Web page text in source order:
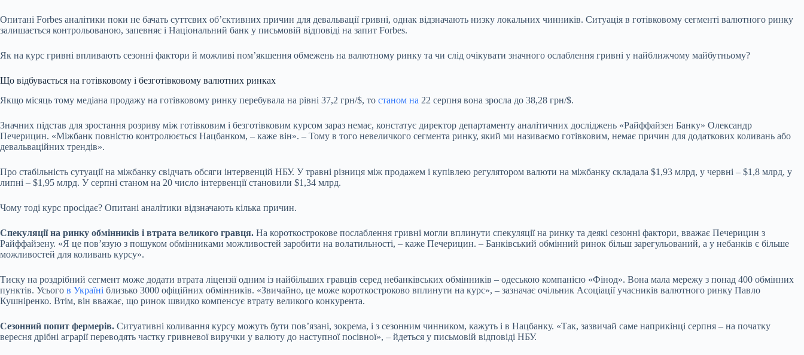
Опитані Forbes аналітики поки не бачать суттєвих обʼєктивних причин для девальвації гривні, однак відзначають низку локальних чинників. Ситуація в готівковому сегменті валютного ринку
залишається контрольованою, запевняє і Національний банк у письмовій відповіді на запит Forbes.
Як на курс гривні впливають сезонні фактори й можливі помʼякшення обмежень на валютному ринку та чи слід очікувати значного ослаблення гривні у найближчому майбутньому?
Що відбувається на готівковому і безготівковому валютних ринках
Якщо місяць тому медіана продажу на готівковому ринку перебувала на рівні 37,2 грн/$, то станом на 22 серпня вона зросла до 38,28 грн/$.
Значних підстав для зростання розриву між готівковим і безготівковим курсом зараз немає, констатує директор департаменту аналітичних досліджень «Райффайзен Банку» Олександр
Печерицин. «Міжбанк повністю контролюється Нацбанком, – каже він». – Тому в того невеличкого сегмента ринку, який ми називаємо готівковим, немає причин для додаткових коливань або
девальваційних трендів».
Про стабільність сутуації на міжбанку свідчать обсяги інтервенцій НБУ. У травні різниця між продажем і купівлею регулятором валюти на міжбанку складала $1,93 млрд, у червні – $1,8 млрд, у
липні – $1,95 млрд. У серпні станом на 20 число інтервенції становили $1,34 млрд.
Чому тоді курс просідає? Опитані аналітики відзначають кілька причин.
Спекуляції на ринку обмінників і втрата великого гравця. На короткострокове послаблення гривні могли вплинути спекуляції на ринку та деякі сезонні фактори, вважає Печерицин з
Райффайзену. «Я це пов’язую з пошуком обмінниками можливостей заробити на волатильності, – каже Печерицин. – Банківський обмінний ринок більш зарегульований, а у небанків є більше
можливостей для коливань курсу».
Тиску на роздрібний сегмент може додати втрата ліцензіїодним із найбільших гравців серед небанківських обмінників – одеською компанією «Фінод». Вона мала мережу з понад 400 обмінних
пунктів. Усього в Україні близько 3000 офіційних обмінників. «Звичайно, це може короткостроково вплинути на курс», – зазначає очільник Асоціації учасників валютного ринку Павло
Кушніренко. Втім, він вважає, що ринок швидко компенсує втрату великого конкурента.
Сезонний попит фермерів. Ситуативні коливання курсу можуть бути повʼязані, зокрема, і з сезонним чинником, кажуть і в Нацбанку. «Так, зазвичай саме наприкінці серпня – на початку
вересня дрібні аграрії переводять частку гривневої виручки у валюту до наступної посівної», – йдеться у письмовій відповіді НБУ.